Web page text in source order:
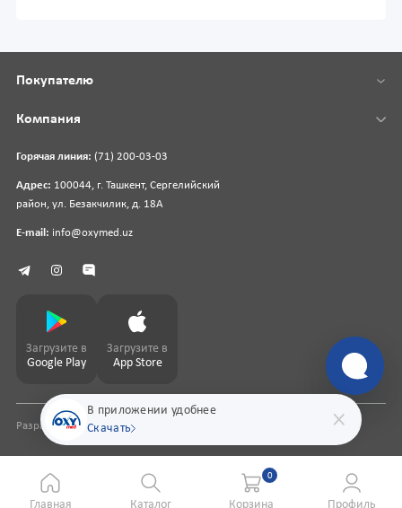
В приложении удобнее
Скачать
Горячая линия: (71) 200-03-03
Адрес: 100044, г. Ташкент, Сергелийский
район, ул. Безакчилик, д. 18А
E-mail: info@oxymed.uz
Покупателю
Компания
Загрузите в
Google Play
Загрузите в
App Store
Разработка сайтаpharmit.uz
Главная Каталог
0
Корзина Профиль